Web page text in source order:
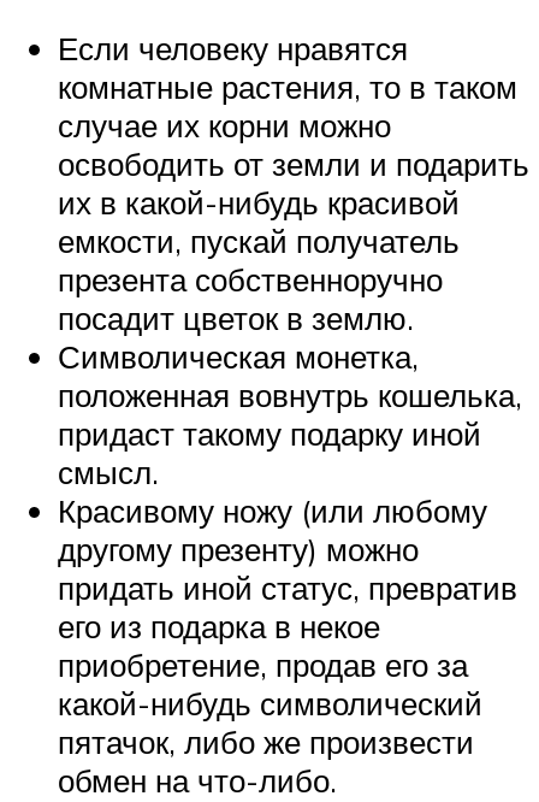
Если человеку нравятся
комнатные растения, то в таком
случае их корни можно
освободить от земли и подарить
их в какой-нибудь красивой
емкости, пускай получатель
презента собственноручно
посадит цветок в землю.
Символическая монетка,
положенная вовнутрь кошелька,
придаст такому подарку иной
смысл.
Красивому ножу (или любому
другому презенту) можно
придать иной статус, превратив
его из подарка в некое
приобретение, продав его за
какой-нибудь символический
пятачок, либо же произвести
обмен на что-либо.